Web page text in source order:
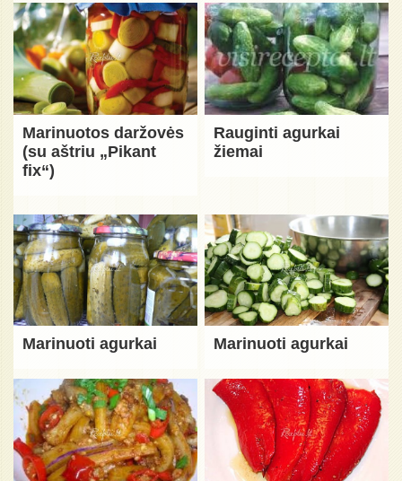
Marinuotos daržovės
(su aštriu „Pikant
fix“)
Rauginti agurkai
žiemai
Marinuoti agurkai Marinuoti agurkai